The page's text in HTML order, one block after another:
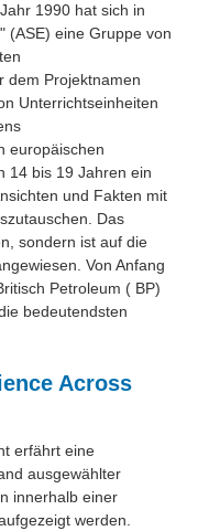
1990 hat sich in
(ASE) eine Gruppe von
dem Projektnamen
Unterrichtseinheiten
europäischen
14 bis 19 Jahren ein
und Fakten mit
Das
sondern ist auf die
Von Anfang
Petroleum ( BP)
bedeutendsten
Across
erfährt eine
ausgewählter
innerhalb einer
werden.